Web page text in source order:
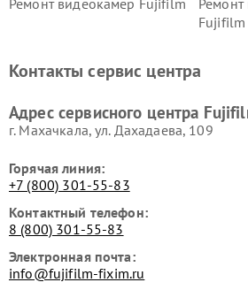
Fujifilm
Контакты сервис центра
Адрес сервисного центра
г. Махачкала, ул. Дахадаева, 109
Горячая линия:
+7 (800) 301-55-83
Контактный телефон:
8 (800) 301-55-83
Электронная почта:
info@fujifilm-fixim.ru